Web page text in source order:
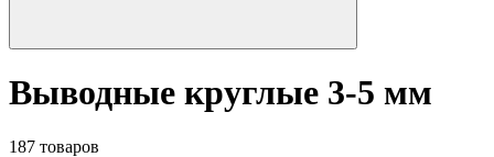
Выводные круглые 3-5 мм
187 товаров